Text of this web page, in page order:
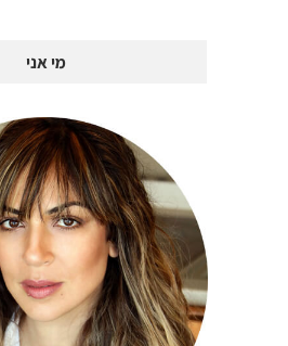
מי אני